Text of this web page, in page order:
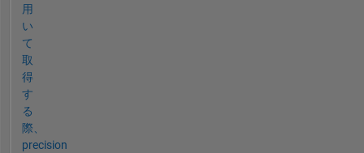
用
い
て
取
得
す
る
際、
precision